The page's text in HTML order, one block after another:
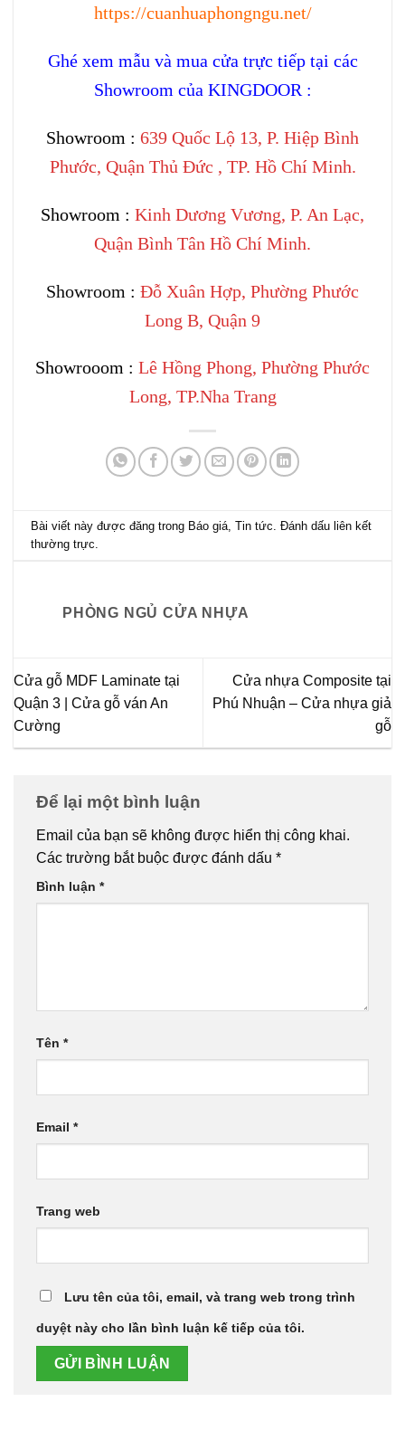
https://cuanhuaphongngu.net/
Ghé xem mẫu và mua cửa trực tiếp tại các
Showroom của KINGDOOR :
Showroom : 639 Quốc Lộ 13, P. Hiệp Bình
Phước, Quận Thủ Đức , TP. Hồ Chí Minh.
Showroom : Kinh Dương Vương, P. An Lạc,
Quận Bình Tân Hồ Chí Minh.
Showroom : Đỗ Xuân Hợp, Phường Phước
Long B, Quận 9
Showrooom : Lê Hồng Phong, Phường Phước
Long, TP.Nha Trang
Bài viết này được đăng trong Báo giá ,Tin tức . Đánh dấu liên kết
thường trực
PHÒNG NGỦ CỬA NHỰA
Cửa gỗ MDF Laminate tại
Quận 3 | Cửa gỗ ván An
Cường
Cửa nhựa Composite tại
Phú Nhuận – Cửa nhựa giả
gỗ
Để lại một bình luận
Email của bạn sẽ không được hiển thị công khai.
Các trường bắt buộc được đánh dấu *
Bình luận *
Tên *
Email *
Trang web
Lưu tên của tôi, email, và trang web trong trình
duyệt này cho lần bình luận kế tiếp của tôi.